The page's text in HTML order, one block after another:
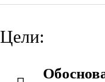
Цели: